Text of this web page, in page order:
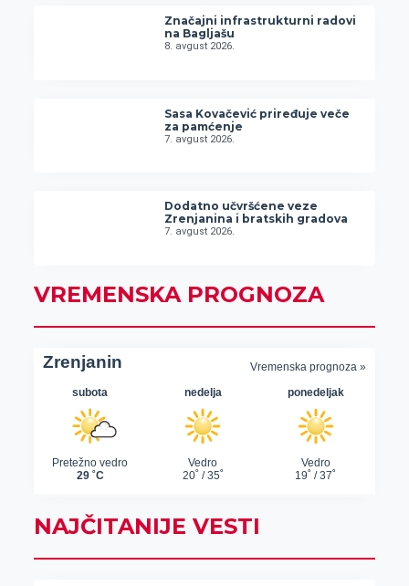
Značajni infrastrukturni radovi
na Bagljašu
8. avgust 2026.
Sasa Kovačević priređuje veče
za pamćenje
7. avgust 2026.
Dodatno učvršćene veze
Zrenjanina i bratskih gradova
7. avgust 2026.
VREMENSKA PROGNOZA
NAJČITANIJE VESTI